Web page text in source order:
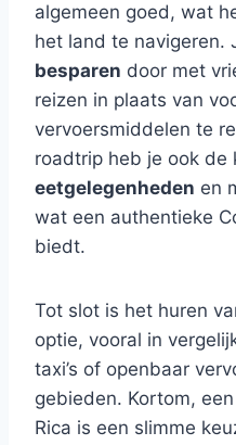
algemeen goed, wat
het land te navigeren.
besparen door met
reizen in plaats van
vervoersmiddelen te
roadtrip heb je ook de
eetgelegenheden en
wat een authentieke
biedt.
Tot slot is het huren
optie, vooral in
taxi’s of openbaar
gebieden. Kortom,
Rica is een slimme